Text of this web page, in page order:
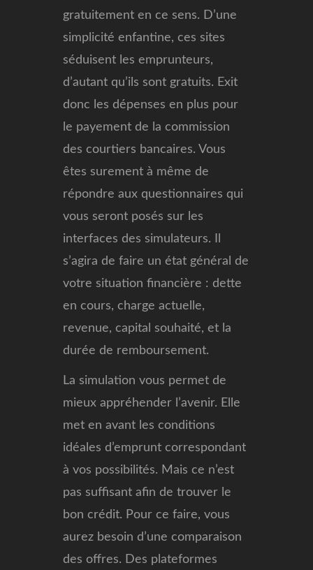
gratuitement en ce sens. D’une
simplicité enfantine, ces sites
séduisent les emprunteurs,
d’autant qu’ils sont gratuits. Exit
donc les dépenses en plus pour
le payement de la commission
des courtiers bancaires. Vous
êtes surement à même de
répondre aux questionnaires qui
vous seront posés sur les
interfaces des simulateurs. Il
s’agira de faire un état général de
votre situation financière : dette
en cours, charge actuelle,
revenue, capital souhaité, et la
durée de remboursement.
La simulation vous permet de
mieux appréhender l’avenir. Elle
met en avant les conditions
idéales d’emprunt correspondant
à vos possibilités. Mais ce n’est
pas suffisant afin de trouver le
bon crédit. Pour ce faire, vous
aurez besoin d’une comparaison
des offres. Des plateformes